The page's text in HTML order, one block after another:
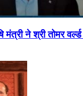
ने श्री तोमर